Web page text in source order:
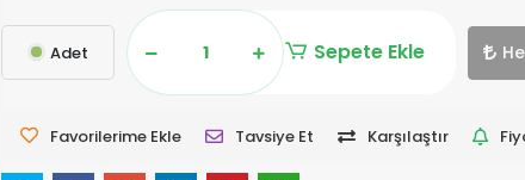
Adet Sepete Ekle
Favorilerime Ekle Tavsiye Et Karşılaştır